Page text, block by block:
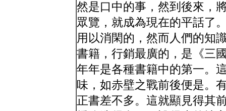
然是口中的事，然到後來，
眾覽，就成為現在的平話了
用以消閑的，然而人們的知
書籍，行銷最廣的，是《三
年年是各種書籍中的第一。
味，如赤壁之戰前後便是。
正書差不多。這就顯見得其